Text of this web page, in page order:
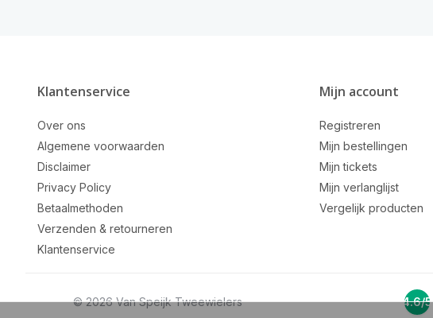
Klantenservice
Over ons
Algemene voorwaarden
Disclaimer
Privacy Policy
Betaalmethoden
Verzenden & retourneren
Klantenservice
Mijn account
Registreren
Mijn bestellingen
Mijn tickets
Mijn verlanglijst
Vergelijk producten
© 2026 Van Speijk Tweewielers 4.6/5